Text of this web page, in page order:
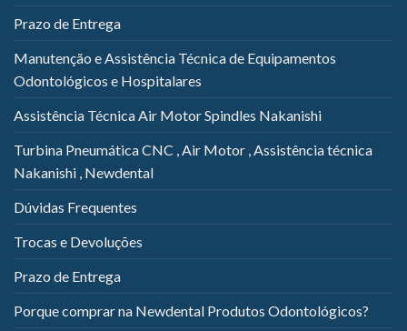
Prazo de Entrega
Manutenção e Assistência Técnica de Equipamentos
Odontológicos e Hospitalares
Assistência Técnica Air Motor Spindles Nakanishi
Turbina Pneumática CNC , Air Motor , Assistência técnica
Nakanishi , Newdental
Dúvidas Frequentes
Trocas e Devoluções
Prazo de Entrega
Porque comprar na Newdental Produtos Odontológicos?